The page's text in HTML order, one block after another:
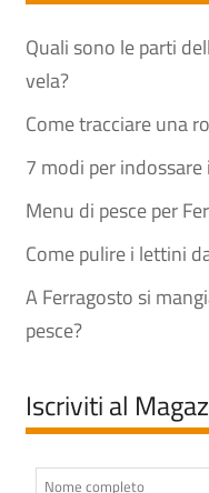
Quali sono le parti
vela?
Come tracciare una
7 modi per indossare
Menu di pesce per
Come pulire i lettini
A Ferragosto si
pesce?
Iscriviti al